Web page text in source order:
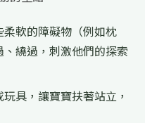
軟的障礙物（例如枕
繞過，刺激他們的探索
具，讓寶寶扶著站立，